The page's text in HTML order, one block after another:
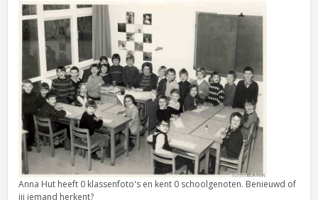
Anna Hut heeft 0 klassenfoto's en kent 0 schoolgenoten. Benieuwd of
jij iemand herkent?